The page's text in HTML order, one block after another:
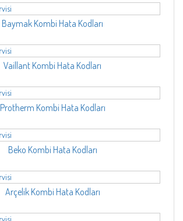
Baymak Kombi Hata Kodları
Vaillant Kombi Hata Kodları
Protherm Kombi Hata Kodları
Beko Kombi Hata Kodları
Arçelik Kombi Hata Kodları